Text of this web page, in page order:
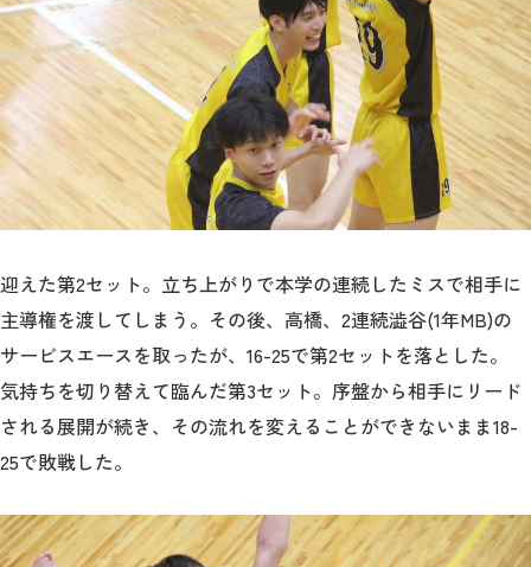
（外部サイト）
アクセス
キャンパス
案内
入試情報
お問合わせ 取材・撮影 資料請求
迎えた第2セット。立ち上がりで本学の連続したミスで相手に
主導権を渡してしまう。その後、高橋、2連続澁谷(1年MB)の
サービスエースを取ったが、16-25で第2セットを落とした。
気持ちを切り替えて臨んだ第3セット。序盤から相手にリード
される展開が続き、その流れを変えることができないまま18-
25で敗戦した。